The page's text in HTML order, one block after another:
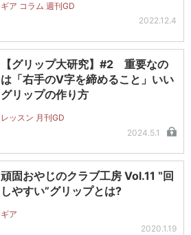
ギア コラム 週刊GD
2022.12.4
【グリップ大研究】#2 重要なの
は「右手のV字を締めること」いい
グリップの作り方
レッスン 月刊GD
2024.5.1
頑固おやじのクラブ工房 Vol.11 ‟回
しやすい”グリップとは?
ギア
2020.1.19